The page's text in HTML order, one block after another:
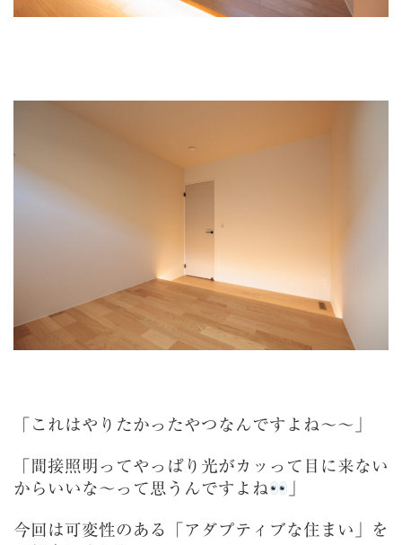
「これはやりたかったやつなんですよね～～」
「間接照明ってやっぱり光がカッって目に来ない
からいいな～って思うんですよね
今回は可変性のある「アダプティブな住まい」を